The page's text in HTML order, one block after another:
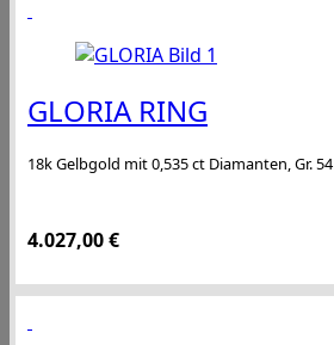
GLORIA RING
18k Gelbgold mit 0,535 ct Diamanten, Gr. 54
4.027,00€